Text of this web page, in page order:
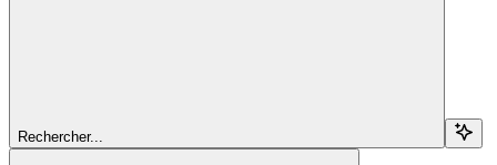
Rechercher...